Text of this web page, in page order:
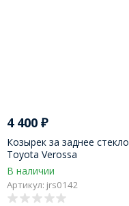
4 400 ₽
Козырек за заднее стекло
Toyota Verossa
В наличии
Артикул: jrs0142